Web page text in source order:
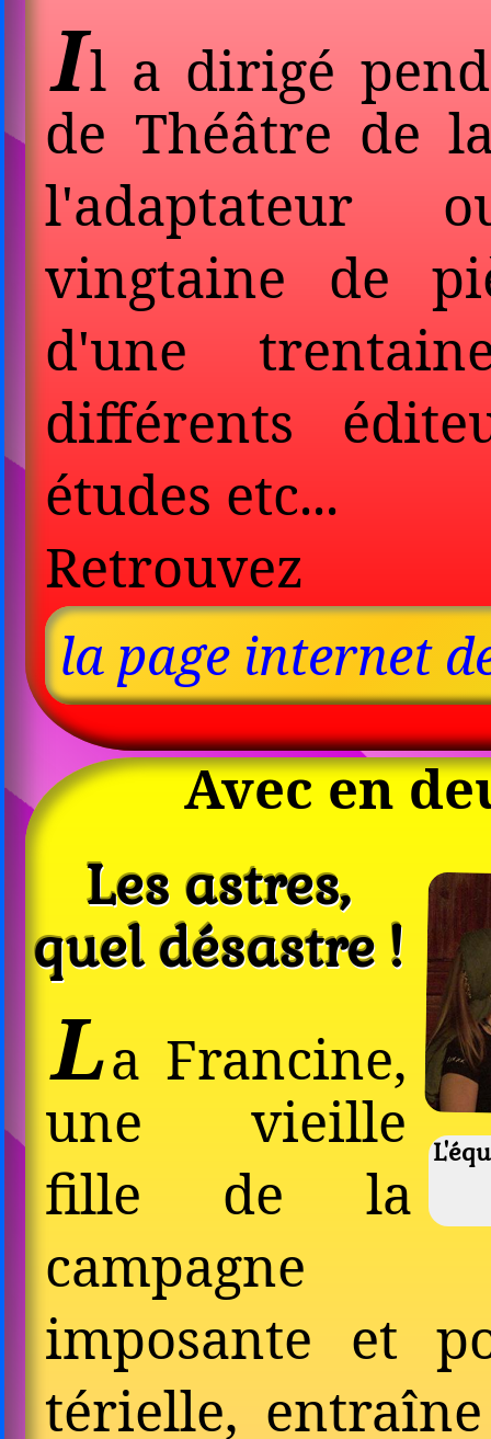
Il a dirigé
de Théâtre de
l'adaptateur
vingtaine de
d'une
différents
études etc...
Retrouvez
la page internet
Avec en
Les astres,
quel désastre !
La Francine,
une vieille
fille de la
cam­pagne
impo­sante et
térielle,